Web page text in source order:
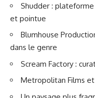
Shudder :
et pointue
Blumhouse
dans le genre
Scream Factory :
Metropolitan Films